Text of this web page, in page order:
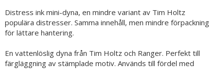
Distress ink mini-dyna, en mindre variant av Tim Holtz
populära distresser. Samma innehåll, men mindre förpackning
för lättare hantering.
En vattenlöslig dyna från Tim Holtz och Ranger. Perfekt till
färgläggning av stämplade motiv. Används till fördel med